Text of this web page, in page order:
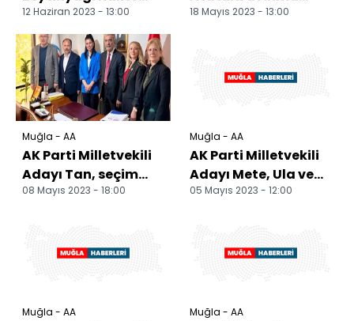
Yarışması ödül
töreni yapılacak
12 Haziran 2023 - 13:00
Gençlik ve Spor
18 Mayıs 2023 - 13:00
Muğla - AA
AK Parti Milletvekili
Adayı Tan, seçim
çalışmalarını
08 Mayıs 2023 - 18:00
Muğla - AA
AK Parti Milletvekili
Adayı Mete, Ula ve
Menteşe'de seçim
05 Mayıs 2023 - 12:00
Muğla - AA Muğla - AA